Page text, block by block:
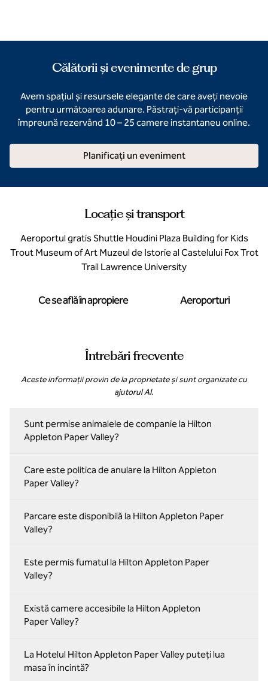
Călătorii și evenimente de grup
Avem spațiul și resursele elegante de care aveți nevoie
pentru următoarea adunare. Păstrați-vă participanții
împreună rezervând 10 – 25 camere instantaneu online.
Planificați un eveniment
Locație și transport
Aeroportul gratis Shuttle Houdini Plaza Building for Kids
Trout Museum of Art Muzeul de Istorie al Castelului Fox Trot
Trail Lawrence University
Ce se află în apropiere Aeroporturi
Întrebări frecvente
Aceste informații provin de la proprietate și sunt organizate cu
ajutorul AI.
Sunt permise animalele de companie la Hilton
Appleton Paper Valley?
Care este politica de anulare la Hilton Appleton
Paper Valley?
Parcare este disponibilă la Hilton Appleton Paper
Valley?
Este permis fumatul la Hilton Appleton Paper
Valley?
Există camere accesibile la Hilton Appleton
Paper Valley?
La Hotelul Hilton Appleton Paper Valley puteți lua
masa în incintă?